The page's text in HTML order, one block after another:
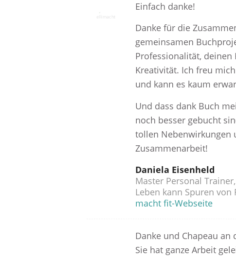
Einfach danke!
Danke für die
gemeinsamen
Professionalität,
Kreativität. Ich freu
und kann es kaum
Und dass dank Buch
noch besser gebucht
tollen Nebenwirkungen
Zusammenarbeit!
Daniela Eisenheld
Master Personal
Leben kann Spuren von
macht fit-Webseite
Danke und Chapeau
Sie hat ganze Arbeit